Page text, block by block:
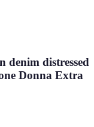
denim distressed
Donna Extra